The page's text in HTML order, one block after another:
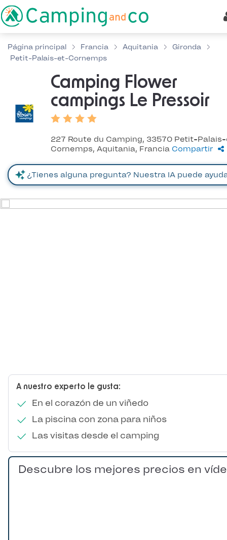
Página principal Francia Aquitania
Gironda
Petit-Palais-et-Cornemps
Camping Flower
campings Le Pressoir
227 Route du Camping, 33570 Petit-
Cornemps, Aquitania, Francia Compartir
A nuestro experto le gusta:
En el corazón de un viñedo
La piscina con zona para niños
Las visitas desde el camping
Descubre los mejores precios en